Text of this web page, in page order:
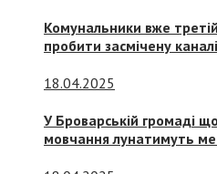
Комунальники вже
пробити засмічену
18.04.2025
У Броварській громаді
мовчання лунатимуть